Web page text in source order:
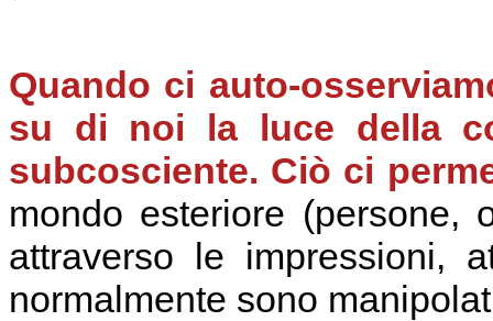
Quando ci auto-
su di noi la luce della
subcosciente. Ciò ci
mondo esteriore (persone,
attraverso le impressioni,
normalmente sono